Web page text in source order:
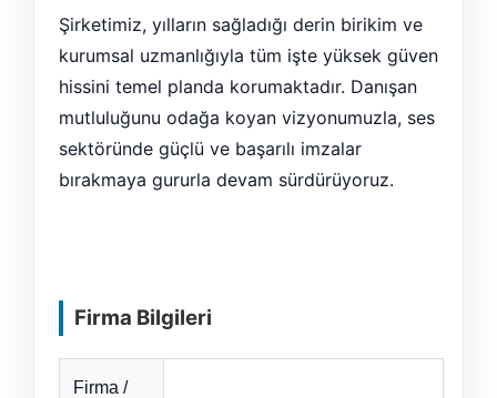
Şirketimiz, yılların sağladığı derin birikim ve
kurumsal uzmanlığıyla tüm işte yüksek güven
hissini temel planda korumaktadır. Danışan
mutluluğunu odağa koyan vizyonumuzla, ses
sektöründe güçlü ve başarılı imzalar
bırakmaya gururla devam sürdürüyoruz.
Firma Bilgileri
Firma /